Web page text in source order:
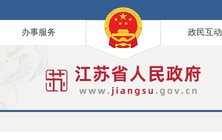
办事服务 政民互动